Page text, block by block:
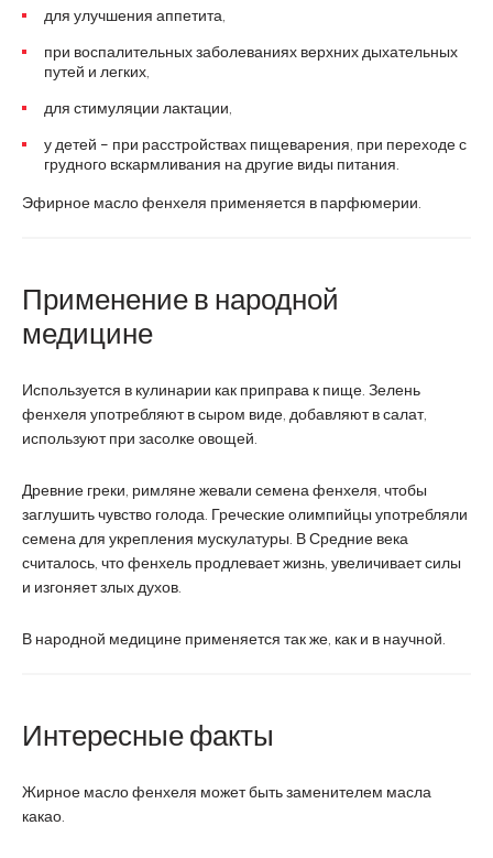
для улучшения аппетита,
при воспалительных заболеваниях верхних дыхательных
путей и легких,
для стимуляции лактации,
у детей – при расстройствах пищеварения, при переходе с
грудного вскармливания на другие виды питания.
Эфирное масло фенхеля применяется в парфюмерии.
Применение в народной
медицине
Используется в кулинарии как приправа к пище. Зелень
фенхеля употребляют в сыром виде, добавляют в салат,
используют при засолке овощей.
Древние греки, римляне жевали семена фенхеля, чтобы
заглушить чувство голода. Греческие олимпийцы употребляли
семена для укрепления мускулатуры. В Средние века
считалось, что фенхель продлевает жизнь, увеличивает силы
и изгоняет злых духов.
В народной медицине применяется так же, как и в научной.
Интересные факты
Жирное масло фенхеля может быть заменителем масла
какао.